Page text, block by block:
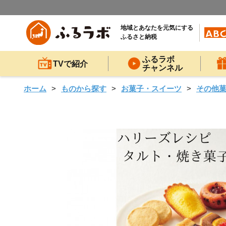
地域とあなたを元気にする
ふるさと納税
TVで紹介
ふるラボ
チャンネル
ホーム ものから探す お菓子・スイーツ その他